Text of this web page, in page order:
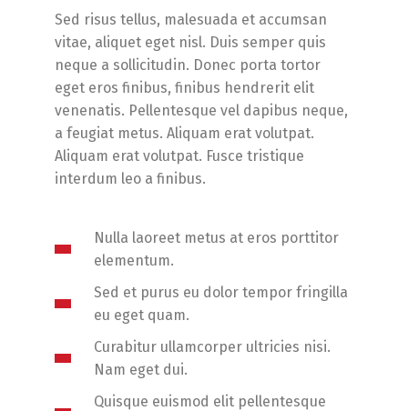
Sed risus tellus, malesuada et accumsan
vitae, aliquet eget nisl. Duis semper quis
neque a sollicitudin. Donec porta tortor
eget eros finibus, finibus hendrerit elit
venenatis. Pellentesque vel dapibus neque,
a feugiat metus. Aliquam erat volutpat.
Aliquam erat volutpat. Fusce tristique
interdum leo a finibus.
Nulla laoreet metus at eros porttitor
elementum.
Sed et purus eu dolor tempor fringilla
eu eget quam.
Curabitur ullamcorper ultricies nisi.
Nam eget dui.
Quisque euismod elit pellentesque